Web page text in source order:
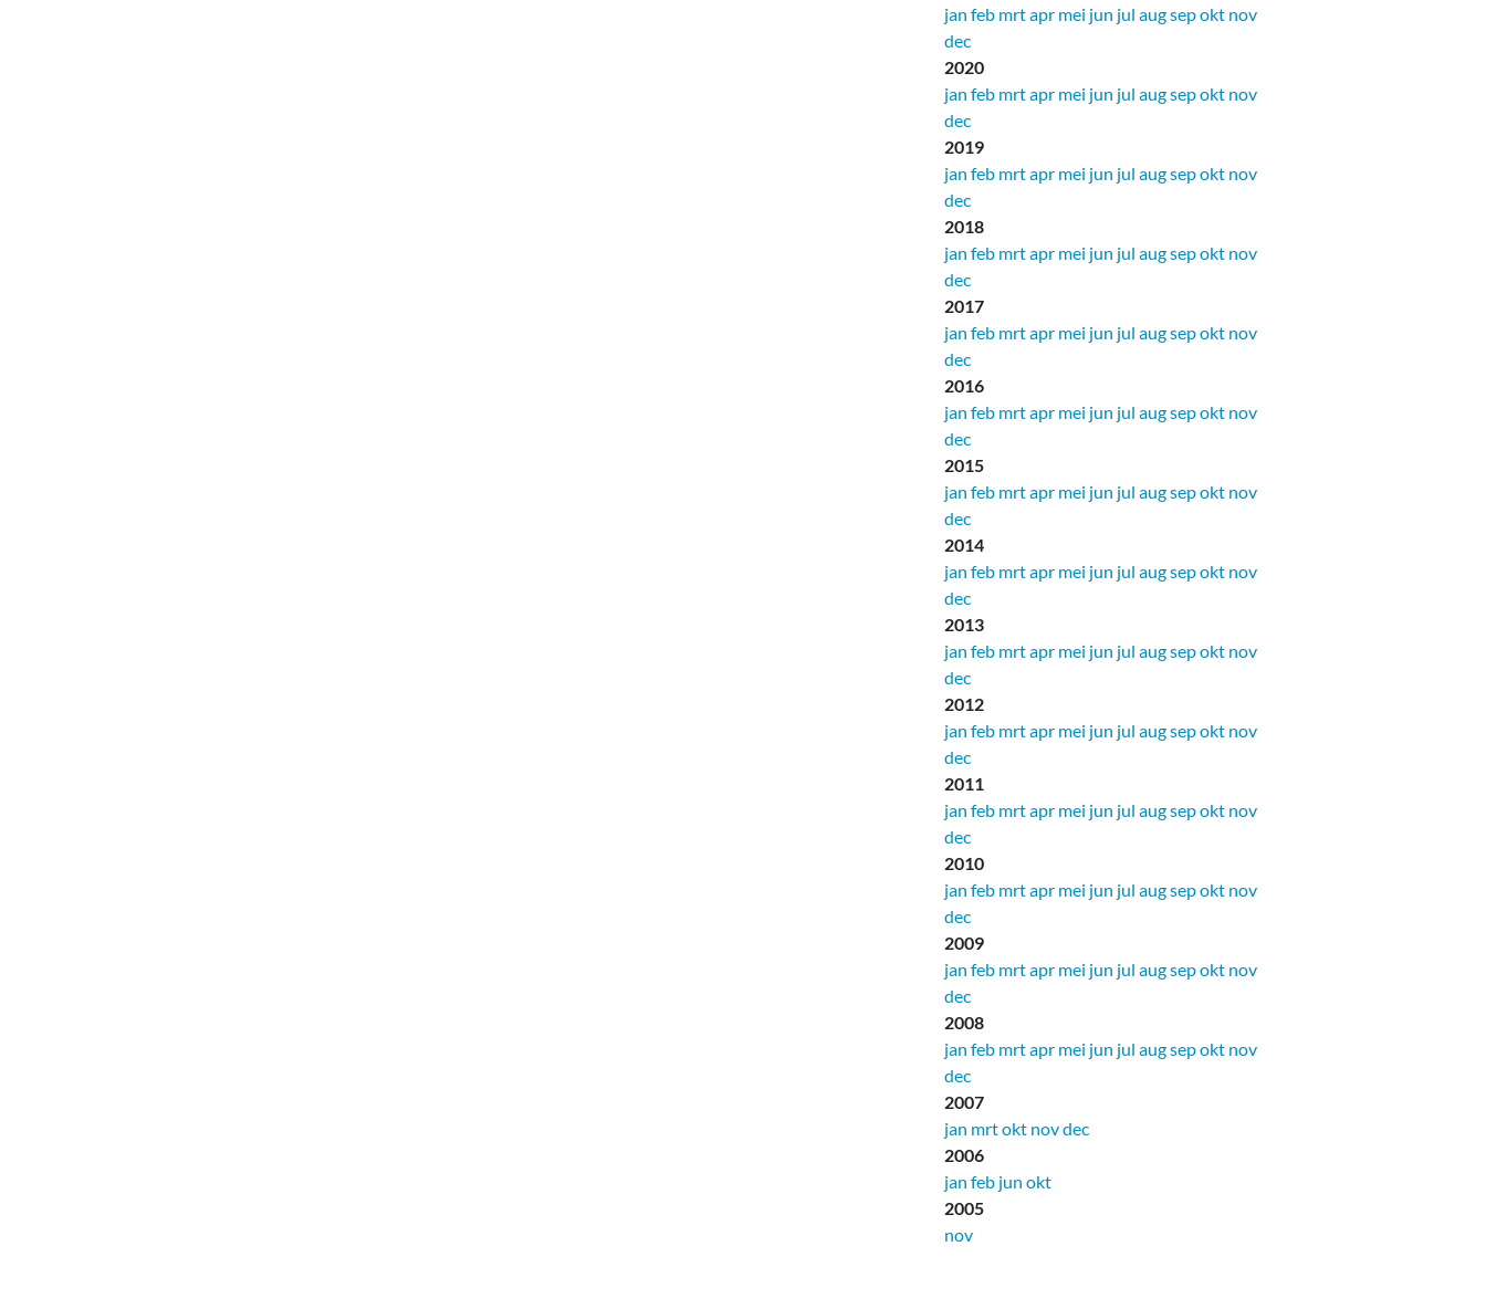
jan feb mrtapr mei jun jul augsepokt nov
dec
2020
jan feb mrtapr mei jun jul augsepokt nov
dec
2019
jan feb mrtapr mei jun jul augsepokt nov
dec
2018
jan feb mrtapr mei jun jul augsepokt nov
dec
2017
jan feb mrtapr mei jun jul augsepokt nov
dec
2016
jan feb mrtapr mei jun jul augsepokt nov
dec
2015
jan feb mrtapr mei jun jul augsepokt nov
dec
2014
jan feb mrtapr mei jun jul augsepokt nov
dec
2013
jan feb mrtapr mei jun jul augsepokt nov
dec
2012
jan feb mrtapr mei jun jul augsepokt nov
dec
2011
jan feb mrtapr mei jun jul augsepokt nov
dec
2010
jan feb mrtapr mei jun jul augsepokt nov
dec
2009
jan feb mrtapr mei jun jul augsepokt nov
dec
2008
jan feb mrtapr mei jun jul augsepokt nov
dec
2007
jan mrtokt novdec
2006
jan feb jun okt
2005
nov